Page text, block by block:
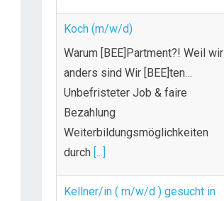
Koch (m/w/d)
Warum [BEE]Partment?! Weil wir
anders sind Wir [BEE]ten…
Unbefristeter Job & faire
Bezahlung
Weiterbildungsmöglichkeiten
durch [...]
Kellner/in ( m/w/d ) gesucht in